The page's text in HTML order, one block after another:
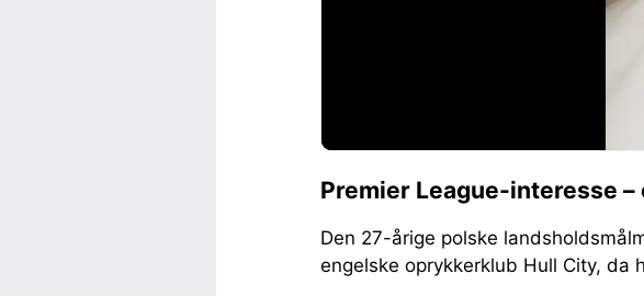
Premier League-interesse
Den 27-årige polske
engelske oprykkerklub Hull City, da